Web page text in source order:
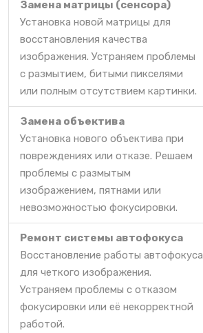
Замена матрицы (сенсора)
Установка новой матрицы для
восстановления качества
изображения. Устраняем проблемы
с размытием, битыми пикселями
или полным отсутствием картинки.
Замена объектива
Установка нового объектива при
повреждениях или отказе. Решаем
проблемы с размытым
изображением, пятнами или
невозможностью фокусировки.
Ремонт системы автофокуса
Восстановление работы автофокуса
для четкого изображения.
Устраняем проблемы с отказом
фокусировки или её некорректной
работой.